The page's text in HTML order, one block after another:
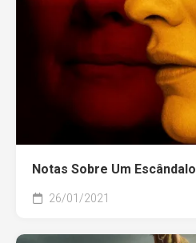
Notas Sobre Um Escândalo
26/01/2021